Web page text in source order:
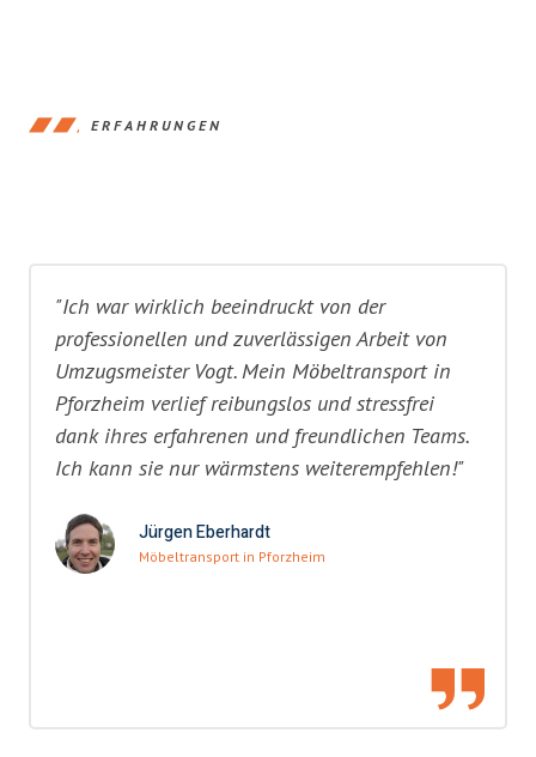
ERFAHRUNGEN
"Ich war wirklich beeindruckt von der
professionellen und zuverlässigen Arbeit von
Umzugsmeister Vogt. Mein Möbeltransport in
Pforzheim verlief reibungslos und stressfrei
dank ihres erfahrenen und freundlichen Teams.
Ich kann sie nur wärmstens weiterempfehlen!"
Jürgen Eberhardt
Möbeltransport in Pforzheim